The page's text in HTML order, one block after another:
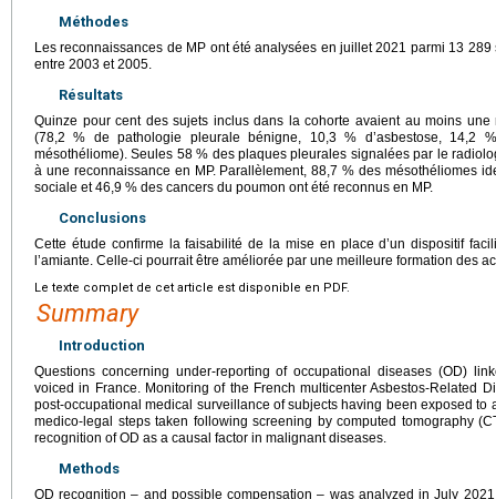
Méthodes
Les reconnaissances de MP ont été analysées en juillet 2021 parmi 13
entre 2003 et 2005.
Résultats
Quinze pour cent des sujets inclus dans la cohorte avaient au moins une
(78,2 % de pathologie pleurale bénigne, 10,3 % d’asbestose, 14,2
mésothéliome). Seules 58 % des plaques pleurales signalées par le
à une reconnaissance en MP. Parallèlement, 88,7 % des mésothéliomes
sociale et 46,9 % des cancers du poumon ont été reconnus en MP.
Conclusions
Cette étude confirme la faisabilité de la mise en place d’un dispositif
l’amiante. Celle-ci pourrait être améliorée par une meilleure formation des
Le texte complet de cet article est disponible en PDF.
Summary
Introduction
Questions concerning under-reporting of occupational diseases (OD)
voiced in France. Monitoring of the French multicenter Asbestos-Related
post-occupational medical surveillance of subjects having been exposed to
medico-legal steps taken following screening by computed tomography
recognition of OD as a causal factor in malignant diseases.
Methods
OD recognition – and possible compensation – was analyzed in July